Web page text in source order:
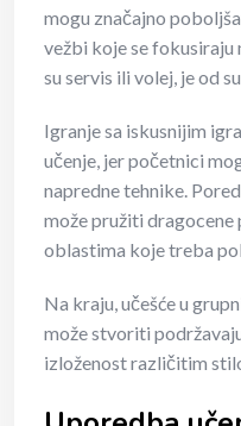
mogu značajno
vežbi koje se fokusiraju
su servis ili volej, je od
Igranje sa iskusnijim
učenje, jer početnici
napredne tehnike.
može pružiti
oblastima koje treba
Na kraju, učešće u
može stvoriti
izloženost različitim